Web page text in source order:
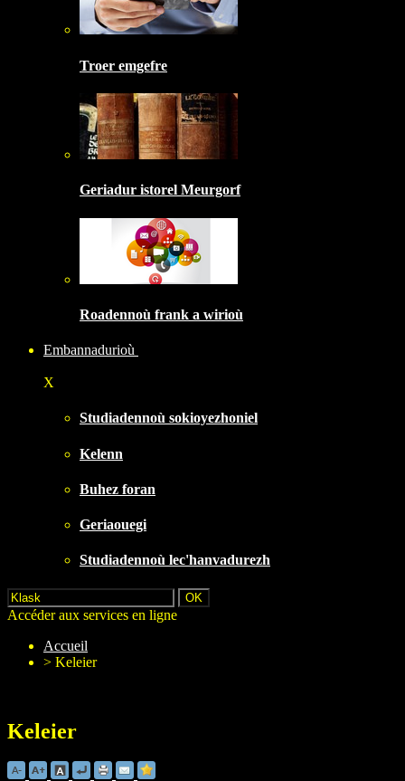
Troer emgefre
Geriadur istorel Meurgorf
Roadennoù frank a wirioù
Embannadurioù
X
Studiadennoù sokioyezhoniel
Kelenn
Buhez foran
Geriaouegi
Studiadennoù lec'hanvadurezh
Accéder aux services en ligne
Accueil
> Keleier
Keleier